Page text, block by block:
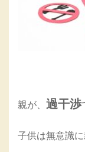
親が、 過干渉
子供は無意識